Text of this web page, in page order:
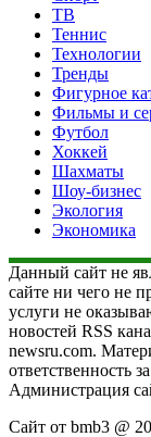
ТВ
Теннис
Технологии
Тренды
Фигурное
Фильмы и
Футбол
Хоккей
Шахматы
Шоу-бизнес
Экология
Экономика
Данный сайт не
сайте ни чего не
услуги не
новостей RSS
newsru.com.
ответственность
Администрация
Сайт от bmb3 @